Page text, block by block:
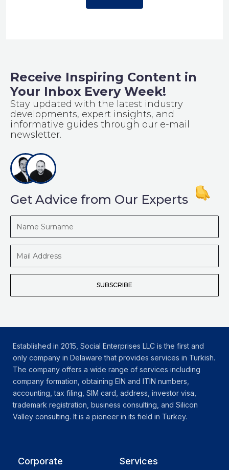
Receive Inspiring Content in
Your Inbox Every Week!
Stay updated with the latest industry
developments, expert insights, and
informative guides through our e-mail
newsletter.
Get Advice from Our Experts
Name
Surname
Mail
Address
SUBSCRIBE
Established in 2015, Social Enterprises LLC is the first and
only company in Delaware that provides services in Turkish.
The company offers a wide range of services including
company formation, obtaining EIN and ITIN numbers,
accounting, tax filing, SIM card, address, investor visa,
trademark registration, business consulting, and Silicon
Valley consulting. It is a pioneer in its field in Turkey.
Corporate Services